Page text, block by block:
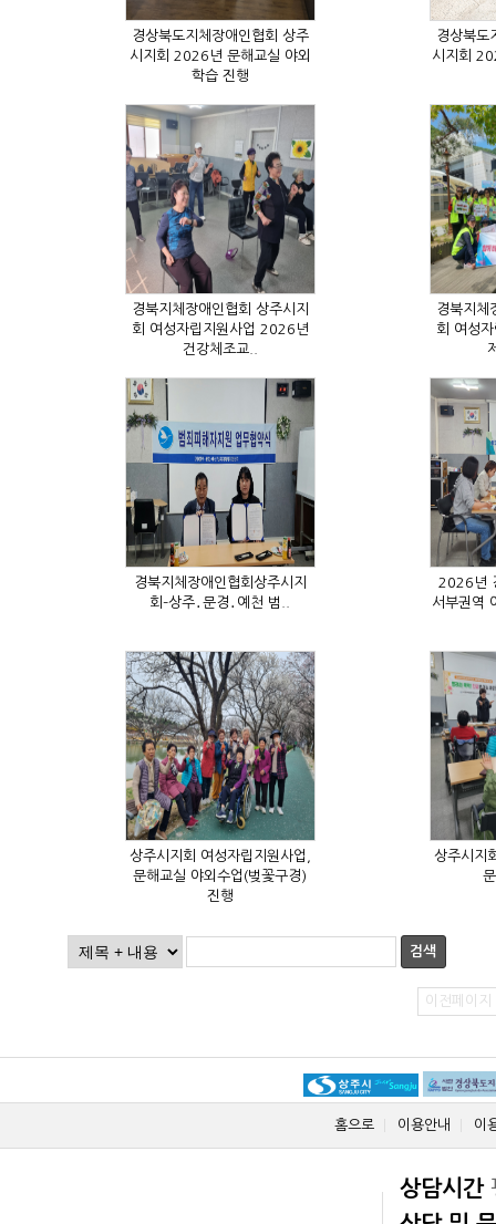
학습 진행
건강체조교..
회–상주․문경․예천 범..
진행
검색
이전페이지
홈으로 이용안내 이
상담시간